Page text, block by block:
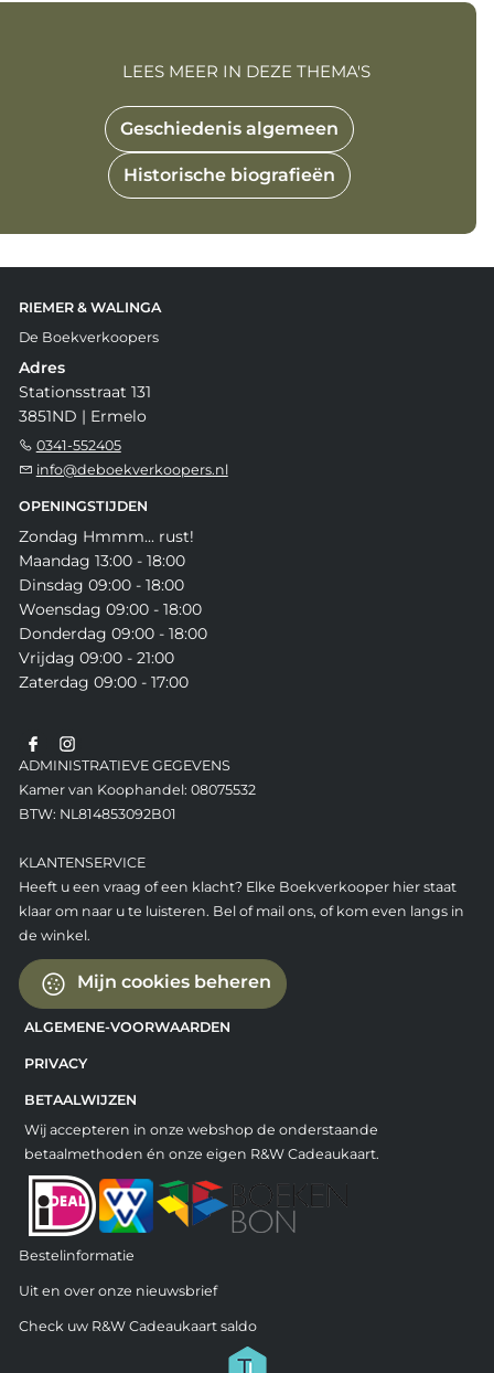
Geschiedenis algemeen
Historische biografieën
LEES MEER IN DEZE THEMA'S
RIEMER & WALINGA
De Boekverkoopers
Adres
Stationsstraat 131
3851ND | Ermelo
0341-552405
info@deboekverkoopers.nl
OPENINGSTIJDEN
Zondag Hmmm... rust!
Maandag 13:00 - 18:00
Dinsdag 09:00 - 18:00
Woensdag 09:00 - 18:00
Donderdag 09:00 - 18:00
Vrijdag 09:00 - 21:00
Zaterdag 09:00 - 17:00
ADMINISTRATIEVE GEGEVENS
Kamer van Koophandel: 08075532
BTW: NL814853092B01
KLANTENSERVICE
Heeft u een vraag of een klacht? Elke Boekverkooper hier staat
klaar om naar u te luisteren. Bel of mail ons, of kom even langs in
de winkel.
Mijn cookies beheren
ALGEMENE-VOORWAARDEN
PRIVACY
BETAALWIJZEN
Wij accepteren in onze webshop de onderstaande
betaalmethoden én onze eigen R&W Cadeaukaart.
Bestelinformatie
Uit en over onze nieuwsbrief
Check uw R&W Cadeaukaart saldo